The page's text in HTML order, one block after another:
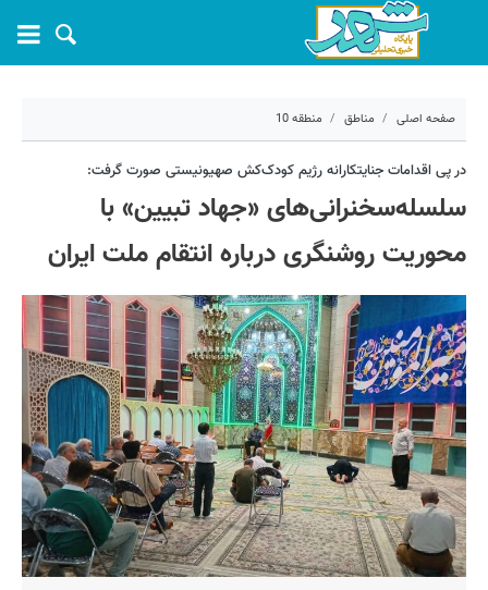
صفحه اصلی مناطق منطقه 10
کد مطلب:69507
در پی اقدامات جنایتکارانه رژیم کودک‌کش صهیونیستی صورت گرفت:
سلسله‌سخنرانی‌های «جهاد تبیین» با
محوریت روشنگری درباره انتقام ملت ایران